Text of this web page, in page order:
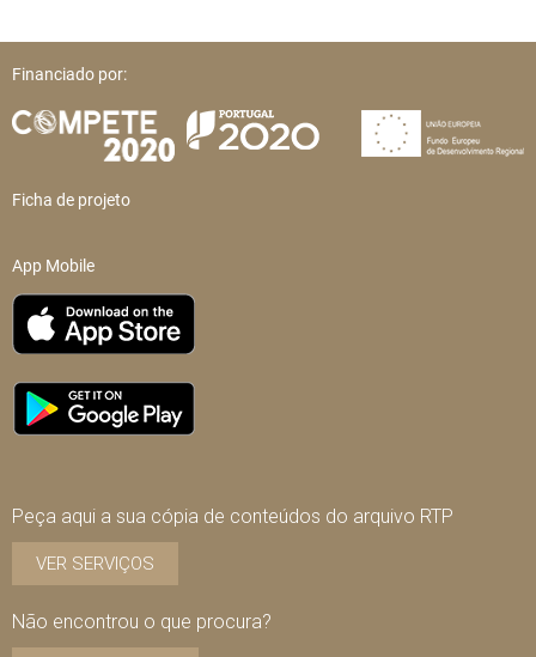
Financiado por:
Ficha de projeto
App Mobile
Peça aqui a sua cópia de conteúdos do arquivo RTP
VER SERVIÇOS
Não encontrou o que procura?